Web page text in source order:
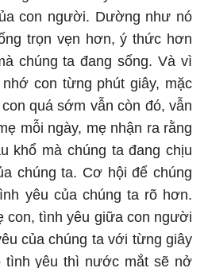
con người. Dường như nó
trọn vẹn hơn, ý thức hơn
chúng ta đang sống. Và vì
con từng phút giây, mặc
quá sớm vẫn còn đó, vẫn
mỗi ngày, mẹ nhận ra rằng
khổ mà chúng ta đang chịu
chúng ta. Cơ hội để chúng
yêu của chúng ta rõ hơn.
con, tình yêu giữa con người
của chúng ta với từng giây
tình yêu thì nước mắt sẽ nở